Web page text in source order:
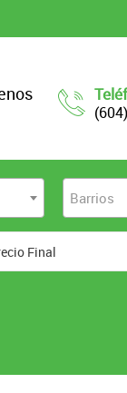
Barrios